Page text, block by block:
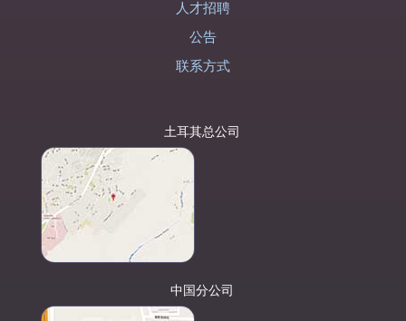
人才招聘
公告
联系方式
土耳其总公司
中国分公司